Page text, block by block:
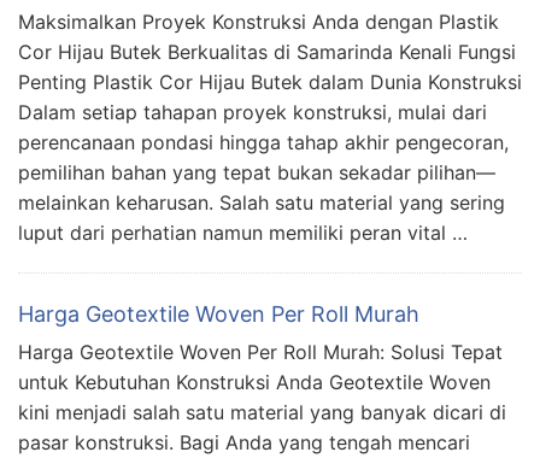
Maksimalkan Proyek Konstruksi Anda dengan Plastik
Cor Hijau Butek Berkualitas di Samarinda Kenali Fungsi
Penting Plastik Cor Hijau Butek dalam Dunia Konstruksi
Dalam setiap tahapan proyek konstruksi, mulai dari
perencanaan pondasi hingga tahap akhir pengecoran,
pemilihan bahan yang tepat bukan sekadar pilihan—
melainkan keharusan. Salah satu material yang sering
luput dari perhatian namun memiliki peran vital …
Harga Geotextile Woven Per Roll Murah
Harga Geotextile Woven Per Roll Murah: Solusi Tepat
untuk Kebutuhan Konstruksi Anda Geotextile Woven
kini menjadi salah satu material yang banyak dicari di
pasar konstruksi. Bagi Anda yang tengah mencari